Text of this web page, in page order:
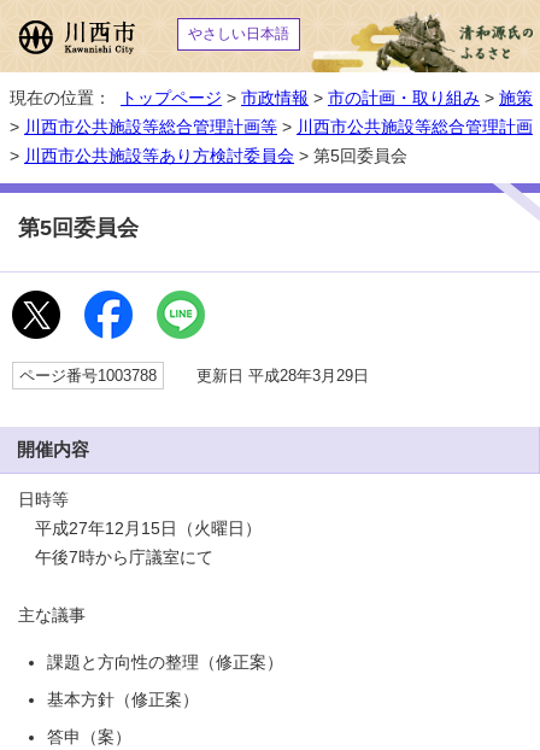
やさしい日本語
現在の位置： トップページ > 市政情報 > 市の計画・取り組み > 施策
> 川西市公共施設等総合管理計画等 > 川西市公共施設等総合管理計画
> 川西市公共施設等あり方検討委員会 > 第5回委員会
第5回委員会
ページ番号1003788 更新日 平成28年3月29日
開催内容
日時等
平成27年12月15日（火曜日）
午後7時から庁議室にて
主な議事
課題と方向性の整理（修正案）
基本方針（修正案）
答申（案）